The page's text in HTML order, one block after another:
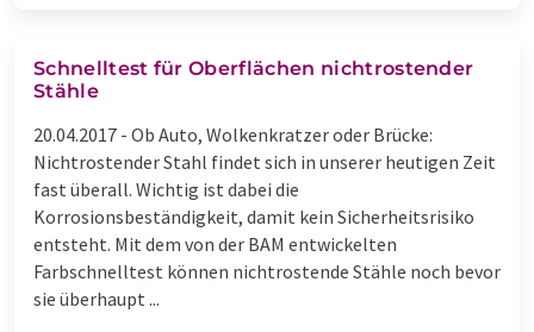
Schnelltest für Oberflächen nichtrostender
Stähle
20.04.2017 - Ob Auto, Wolkenkratzer oder Brücke:
Nichtrostender Stahl findet sich in unserer heutigen Zeit
fast überall. Wichtig ist dabei die
Korrosionsbeständigkeit, damit kein Sicherheitsrisiko
entsteht. Mit dem von der BAM entwickelten
Farbschnelltest können nichtrostende Stähle noch bevor
sie überhaupt ...